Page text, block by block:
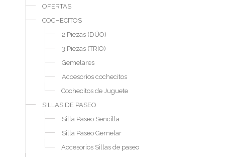
OFERTAS
COCHECITOS
2 Piezas (DÚO)
3 Piezas (TRIO)
Gemelares
Accesorios cochecitos
Cochecitos de Juguete
SILLAS DE PASEO
Silla Paseo Sencilla
Silla Paseo Gemelar
Accesorios Sillas de paseo